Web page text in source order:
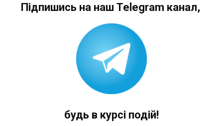
Підпишись на наш Telegram канал,
будь в курсі подій!